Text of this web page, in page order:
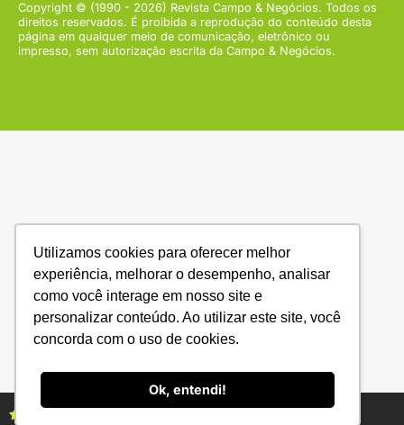
Utilizamos cookies para oferecer melhor
experiência, melhorar o desempenho, analisar
como você interage em nosso site e
personalizar conteúdo. Ao utilizar este site, você
concorda com o uso de cookies.
Ok, entendi!
Copyright © (1990 - 2026) Revista Campo & Negócios. Todos os
direitos reservados. É proibida a reprodução do conteúdo desta
página em qualquer meio de comunicação, eletrônico ou
impresso, sem autorização escrita da Campo & Negócios.